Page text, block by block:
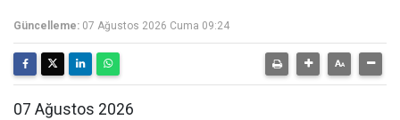
Güncelleme: 07 Ağustos 2026 Cuma 09:24
07 Ağustos 2026